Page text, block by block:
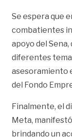
Se espera que
combatientes
apoyo del
diferentes
asesoramiento
del Fondo
Finalmente, el
Meta,
brindando un